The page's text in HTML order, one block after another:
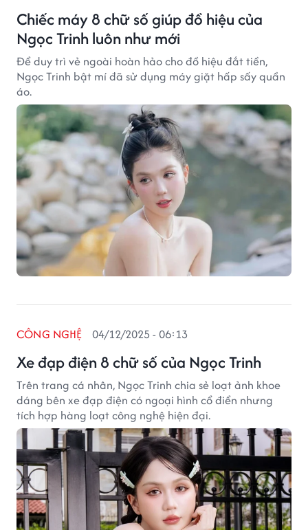
Chiếc máy 8 chữ số giúp đồ hiệu của
Ngọc Trinh luôn như mới
Để duy trì vẻ ngoài hoàn hảo cho đồ hiệu đắt tiền,
Ngọc Trinh bật mí đã sử dụng máy giặt hấp sấy quần
áo.
Xe đạp điện 8 chữ số của Ngọc Trinh
CÔNG NGHỆ 04/12/2025 - 06:13
Trên trang cá nhân, Ngọc Trinh chia sẻ loạt ảnh khoe
dáng bên xe đạp điện có ngoại hình cổ điển nhưng
tích hợp hàng loạt công nghệ hiện đại.